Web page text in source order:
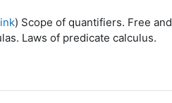
) Scope of quantifiers. Free and
Laws of predicate calculus.